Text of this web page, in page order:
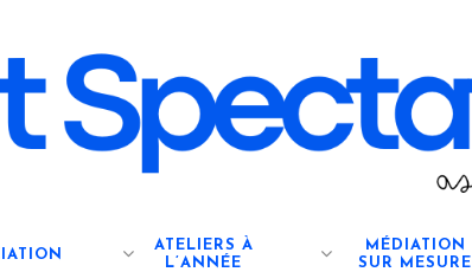
ATELIERS À
L’ANNÉE
MÉDIATION
SUR MESURE